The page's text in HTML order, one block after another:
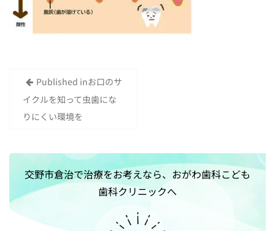
投
稿
ナ
ゲ
ー
シ
ョ
Published inお口のサ
イクルを知って虫歯にな
りにくい環境を
交野市倉治で治療をお考えなら、おがわ歯科こども
歯科クリニックへ